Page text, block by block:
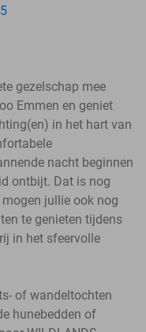
gezelschap mee
Emmen en geniet
in het hart van
nacht beginnen
ontbijt. Dat is nog
jullie ook nog
te genieten tijdens
in het sfeervolle
of wandeltochten
hunebedden of